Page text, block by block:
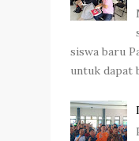
siswa baru
untuk dapat